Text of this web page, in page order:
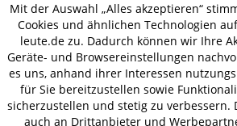
VERSAND
AGB Datenschutz
© 2026 HOLZ-LEUTE
Mit der Auswahl „Alles akzeptieren“
Cookies und ähnlichen Technologien
leute.de zu. Dadurch können wir Ihre
Geräte- und Browsereinstellungen
es uns, anhand ihrer Interessen
für Sie bereitzustellen sowie
sicherzustellen und stetig zu verbessern.
auch an Drittanbieter und